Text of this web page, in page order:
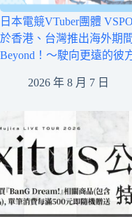
日本電競VTuber團體
於香港、台灣推出海外期
Beyond！～駛向更遠的彼
2026 年 8 月 7 日